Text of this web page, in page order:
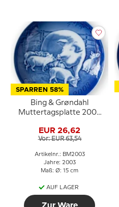
SPARREN 58%
Bing & Grøndahl
Muttertagsplatte 2003
EUR 26,62
Vor: EUR 63,54
Artikelnr.: BM2003
Jahre: 2003
Maß: Ø: 15 cm
AUF LAGER
Zur Ware